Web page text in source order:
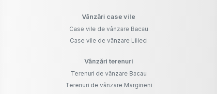
Vânzări case vile
Case vile de vânzare Bacau
Case vile de vânzare Lilieci
Vânzări terenuri
Terenuri de vânzare Bacau
Terenuri de vânzare Margineni